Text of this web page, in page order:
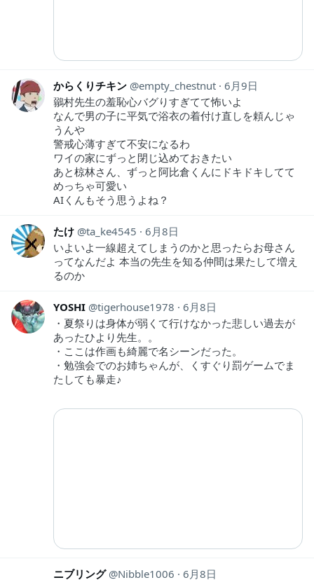
からくりチキン empty_chestnut 6月9日
鶸村先生の羞恥心バグりすぎてて怖いよ
なんで男の子に平気で浴衣の着付け直しを頼んじゃ
うんや
警戒心薄すぎて不安になるわ
ワイの家にずっと閉じ込めておきたい
あと椋林さん、ずっと阿比倉くんにドキドキしてて
めっちゃ可愛い
AIくんもそう思うよね？
たけ ta_ke4545
6月8日
いよいよ一線超えてしまうのかと思ったらお母さん
ってなんだよ 本当の先生を知る仲間は果たして増え
るのか
YOSHI tigerhouse1978
6月8日
・夏祭りは身体が弱くて行けなかった悲しい過去が
あったひより先生。。
・ここは作画も綺麗で名シーンだった。
・勉強会でのお姉ちゃんが、くすぐり罰ゲームでま
たしても暴走♪
ニブリング Nibble1006 6月8日